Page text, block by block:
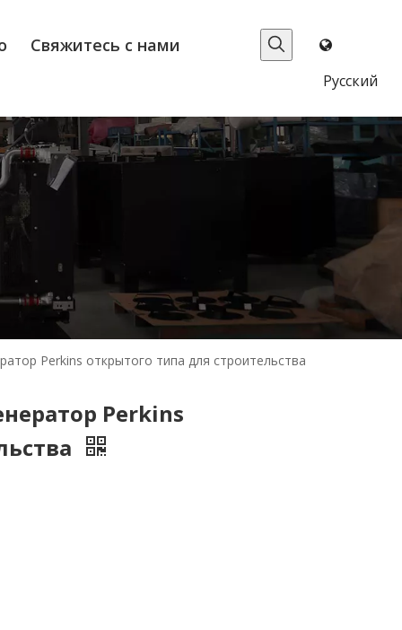
Свяжитесь с нами
Pусский
Perkins открытого типа для строительства
Perkins